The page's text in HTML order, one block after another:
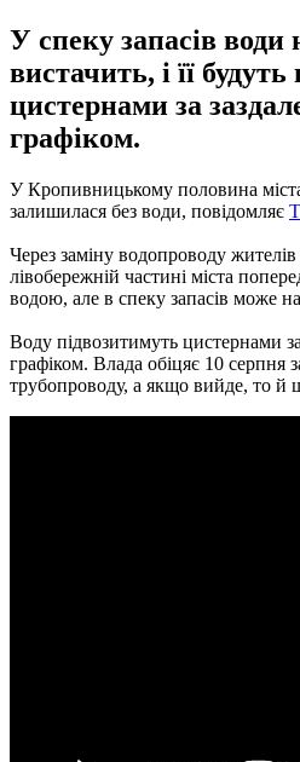
У спеку запасів води
вистачить, і її будуть
цистернами за
графіком.
У Кропивницькому половина
залишилася без води, повідомляє
Через заміну водопроводу
лівобережній частині міста
водою, але в спеку запасів може
Воду підвозитимуть цистернами
графіком. Влада обіцяє 10 серпня
трубопроводу, а якщо вийде, то й